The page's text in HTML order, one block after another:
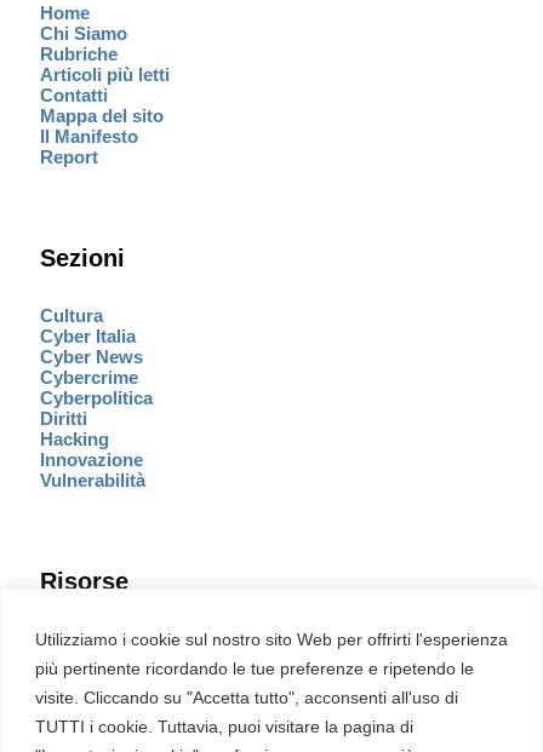
Utilizziamo i cookie sul nostro sito Web per offrirti l'esperienza
più pertinente ricordando le tue preferenze e ripetendo le
visite. Cliccando su "Accetta tutto", acconsenti all'uso di
TUTTI i cookie. Tuttavia, puoi visitare la pagina di
Home
Chi Siamo
Rubriche
Articoli più letti
Contatti
Mappa del sito
Il Manifesto
Report
Sezioni
Cultura
Cyber Italia
Cyber News
Cybercrime
Cyberpolitica
Diritti
Hacking
Innovazione
Vulnerabilità
Risorse
Eventi
Fumetto Cyber
Newsletter
Servizi
Pubblicità